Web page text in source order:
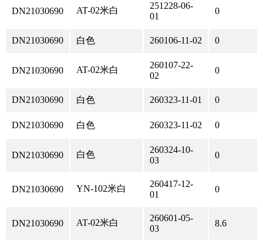
DN21030690 AT-02米白
251228-06-
01
0
DN21030690 白色 260106-11-02 0
DN21030690 AT-02米白
260107-22-
02
0
DN21030690 白色 260323-11-01 0
DN21030690 白色 260323-11-02 0
DN21030690 白色
260324-10-
03
0
DN21030690 YN-102米白
260417-12-
01
0
DN21030690 AT-02米白
260601-05-
03
8.6